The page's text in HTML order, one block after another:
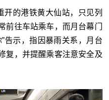
的港铁黄大仙站，只见列
前往车站乘车，而月台幕门
告示，指因暴雨关系，月台
复，并提醒乘客注意安全及